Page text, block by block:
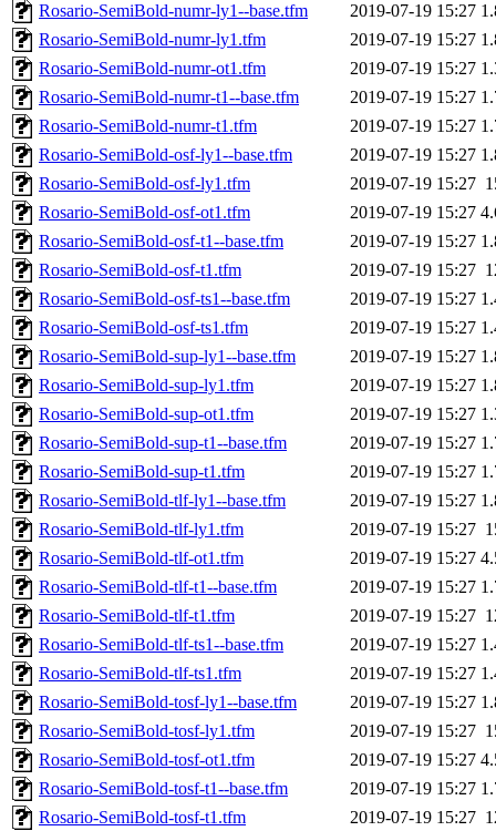
Rosario-SemiBold-numr-ly1--base.tfm
2019-07-19 15:27
Rosario-SemiBold-numr-ly1.tfm
2019-07-19 15:27
Rosario-SemiBold-numr-ot1.tfm
2019-07-19 15:27
Rosario-SemiBold-numr-t1--base.tfm
2019-07-19 15:27
Rosario-SemiBold-numr-t1.tfm
2019-07-19 15:27
Rosario-SemiBold-osf-ly1--base.tfm
2019-07-19 15:27
Rosario-SemiBold-osf-ly1.tfm
2019-07-19 15:27
Rosario-SemiBold-osf-ot1.tfm
2019-07-19 15:27
Rosario-SemiBold-osf-t1--base.tfm
2019-07-19 15:27
Rosario-SemiBold-osf-t1.tfm
2019-07-19 15:27
Rosario-SemiBold-osf-ts1--base.tfm
2019-07-19 15:27
Rosario-SemiBold-osf-ts1.tfm
2019-07-19 15:27
Rosario-SemiBold-sup-ly1--base.tfm
2019-07-19 15:27
Rosario-SemiBold-sup-ly1.tfm
2019-07-19 15:27
Rosario-SemiBold-sup-ot1.tfm
2019-07-19 15:27
Rosario-SemiBold-sup-t1--base.tfm
2019-07-19 15:27
Rosario-SemiBold-sup-t1.tfm
2019-07-19 15:27
Rosario-SemiBold-tlf-ly1--base.tfm
2019-07-19 15:27
Rosario-SemiBold-tlf-ly1.tfm
2019-07-19 15:27
Rosario-SemiBold-tlf-ot1.tfm
2019-07-19 15:27
Rosario-SemiBold-tlf-t1--base.tfm
2019-07-19 15:27
Rosario-SemiBold-tlf-t1.tfm
2019-07-19 15:27
Rosario-SemiBold-tlf-ts1--base.tfm
2019-07-19 15:27
Rosario-SemiBold-tlf-ts1.tfm
2019-07-19 15:27
Rosario-SemiBold-tosf-ly1--base.tfm
2019-07-19 15:27
Rosario-SemiBold-tosf-ly1.tfm
2019-07-19 15:27
Rosario-SemiBold-tosf-ot1.tfm
2019-07-19 15:27
Rosario-SemiBold-tosf-t1--base.tfm
2019-07-19 15:27
Rosario-SemiBold-tosf-t1.tfm
2019-07-19 15:27